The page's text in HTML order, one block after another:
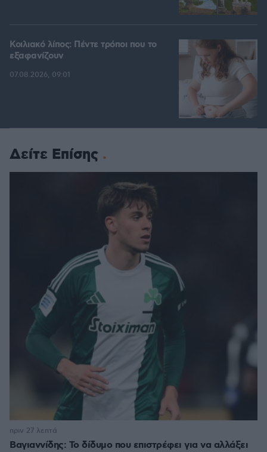
Κοιλιακό λίπος: Πέντε τρόποι που το
εξαφανίζουν
07.08.2026, 09:01
Δείτε Επίσης
Βαγιαννίδης: Το δίδυμο που επιστρέφει για να αλλάξει
πριν 27 λεπτά